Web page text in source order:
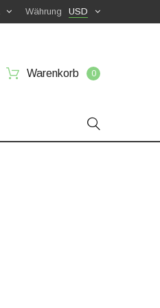
USD
Währung
Warenkorb 0